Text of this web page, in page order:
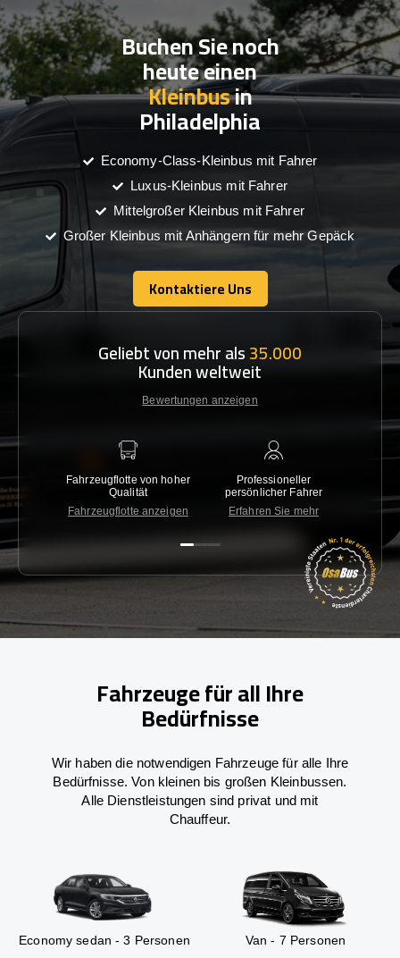
Buchen Sie noch
heute einen
Kleinbusin
Philadelphia
Economy-Class-Kleinbus mit Fahrer
Luxus-Kleinbus mit Fahrer
Mittelgroßer Kleinbus mit Fahrer
Großer Kleinbus mit Anhängern für mehr Gepäck
Kontaktiere Uns
Kontaktiere Uns
Geliebt von mehr als35.000
Kunden weltweit
Bewertungen anzeigen
Fahrzeugflotte von hoher
Qualität
Fahrzeugflotte anzeigen
Professioneller
persönlicher Fahrer
Erfahren Sie mehr
Fahrzeuge für all Ihre
Bedürfnisse
Wir haben die notwendigen Fahrzeuge für alle Ihre
Bedürfnisse. Von kleinen bis großen Kleinbussen.
Alle Dienstleistungen sind privat und mit
Chauffeur.
Economy sedan - 3 Personen Van - 7 Personen